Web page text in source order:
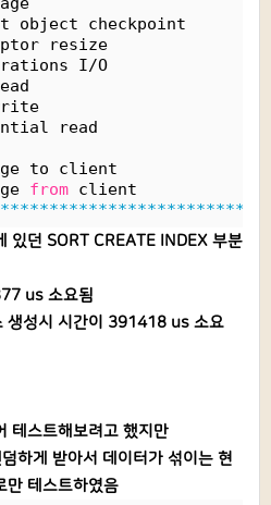
object
descriptor
operations
path
path
sequential
file
message to
from
있던 SORT CREATE INDEX 부분
us 소요됨
생성시 시간이 391418 us 소요
테스트해보려고 했지만
하게 받아서 데이터가 섞이는 현
만 테스트하였음